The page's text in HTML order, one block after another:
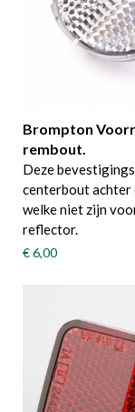
Brompton
rembout.
Deze
centerbout achter
welke niet zijn
reflector.
€ 6,00